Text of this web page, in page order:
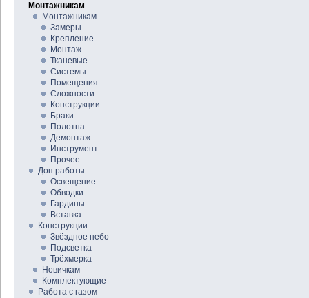
Монтажникам
Монтажникам
Замеры
Крепление
Монтаж
Тканевые
Системы
Помещения
Сложности
Конструкции
Браки
Полотна
Демонтаж
Инструмент
Прочее
Доп работы
Освещение
Обводки
Гардины
Вставка
Конструкции
Звёздное небо
Подсветка
Трёхмерка
Новичкам
Комплектующие
Работа с газом